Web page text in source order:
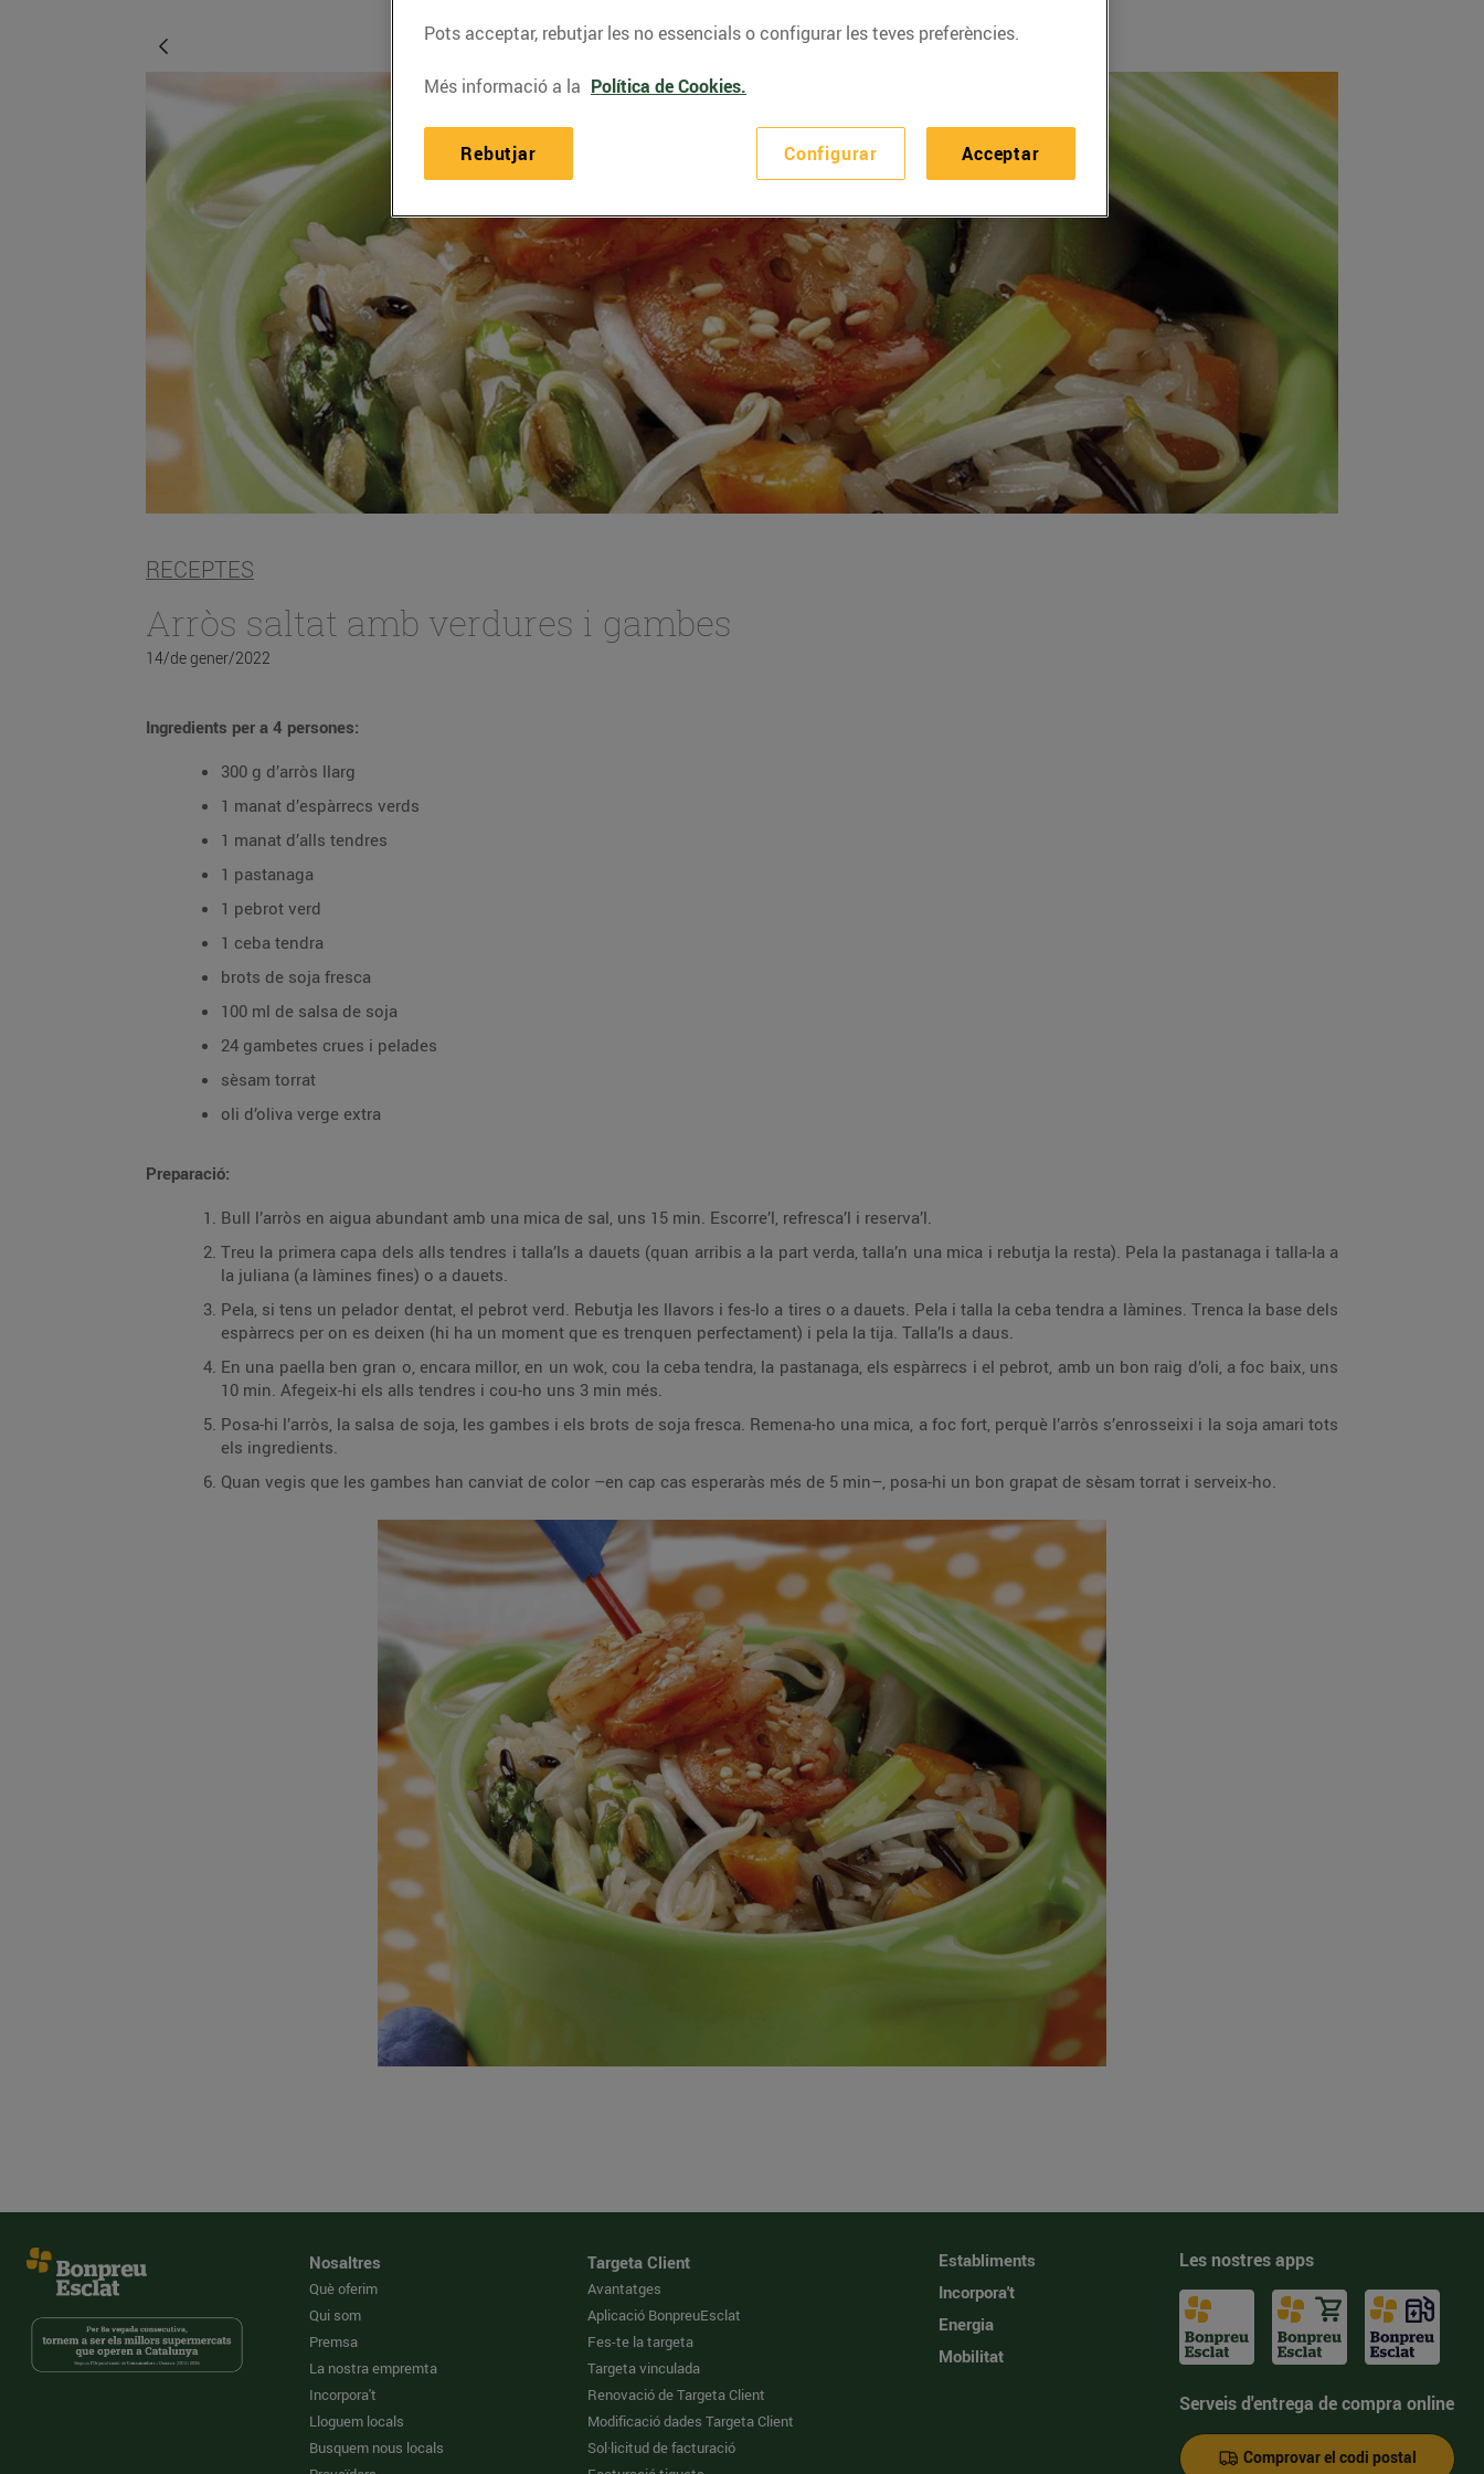
RECEPTES
Arròs saltat amb verdures i gambes
14/de gener/2022
Ingredients per a 4 persones:
300 g d’arròs llarg
1 manat d’espàrrecs verds
1 manat d’alls tendres
1 pastanaga
1 pebrot verd
1 ceba tendra
brots de soja fresca
100 ml de salsa de soja
24 gambetes crues i pelades
sèsam torrat
oli d’oliva verge extra
Preparació:
Bull l’arròs en aigua abundant amb una mica de sal, uns 15 min. Escorre’l, refresca’l i reserva’l.
Treu la primera capa dels alls tendres i talla’ls a dauets (quan arribis a la part verda, talla’n una mica i rebutja la resta). Pela la pastanaga i talla-la a
la juliana (a làmines fines) o a dauets.
Pela, si tens un pelador dentat, el pebrot verd. Rebutja les llavors i fes-lo a tires o a dauets. Pela i talla la ceba tendra a làmines. Trenca la base dels
espàrrecs per on es deixen (hi ha un moment que es trenquen perfectament) i pela la tija. Talla’ls a daus.
En una paella ben gran o, encara millor, en un wok, cou la ceba tendra, la pastanaga, els espàrrecs i el pebrot, amb un bon raig d’oli, a foc baix, uns
10 min. Afegeix-hi els alls tendres i cou-ho uns 3 min més.
Posa-hi l’arròs, la salsa de soja, les gambes i els brots de soja fresca. Remena-ho una mica, a foc fort, perquè l’arròs s’enrosseixi i la soja amari tots
els ingredients.
Quan vegis que les gambes han canviat de color –en cap cas esperaràs més de 5 min–, posa-hi un bon grapat de sèsam torrat i serveix-ho.
Nosaltres
Què oferim
Qui som
Premsa
La nostra empremta
Incorpora't
Lloguem locals
Busquem nous locals
Targeta Client
Avantatges
Aplicació BonpreuEsclat
Fes-te la targeta
Targeta vinculada
Renovació de Targeta Client
Modificació dades Targeta Client
Sol·licitud de facturació
Establiments
Incorpora't
Energia
Mobilitat
Les nostres apps
Serveis d'entrega de compra online
Comprovar el codi postal
Pots acceptar, rebutjar les no essencials o configurar les teves preferències.
Més informació a la Política de Cookies.
Configurar
Rebutjar Acceptar